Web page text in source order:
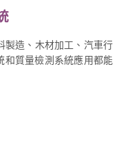
製造、木材加工、汽車行
和質量檢測系統應用都能